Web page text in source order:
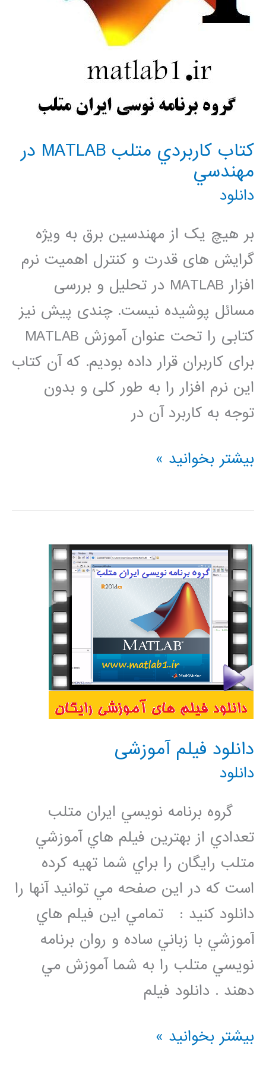
كتاب كاربردي متلب MATLAB در
مهندسي
دانلود
بر هیچ یک از مهندسین برق به ویژه
گرایش های قدرت و کنترل اهمیت نرم
افزار MATLAB در تحلیل و بررسی
مسائل پوشیده نیست. چندی پیش نیز
کتابی را تحت عنوان آموزش MATLAB
برای کاربران قرار داده بودیم. که آن کتاب
این نرم افزار را به طور کلی و بدون
توجه به کاربرد آن در
كتاب
متلب
در
مهندسي
بیشتر بخوانید »
دانلود فیلم آموزشی
دانلود
گروه برنامه نويسي ايران متلب
تعدادي از بهترين فيلم هاي آموزشي
متلب رايگان را براي شما تهيه کرده
است که در اين صفحه مي توانيد آنها را
دانلود کنيد : تمامي اين فيلم هاي
آموزشي با زباني ساده و روان برنامه
نويسي متلب را به شما آموزش مي
دهند . دانلود فيلم
دانلود
بیشتر بخوانید »